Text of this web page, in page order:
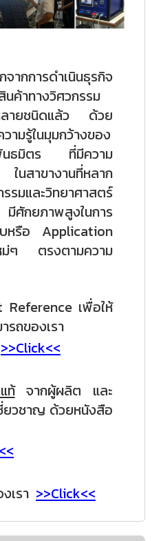
กการดำเนินธุรกิจ
นค้าทางวิศวกรรม
ายชนิดแล้ว ด้วย
ามรู้ในมุมกว้างของ
นธมิตร ที่มีความ
นสาขางานที่หลาก
มและวิทยาศาสตร์
กยภาพสูงในการ
บหรือ Application
หม่ๆ ตรงตามความ
เพื่อให้
รถของเรา
>>Click<<
ท้จากผู้ผลิต และ
ยวชาญ ด้วยหนังสือ
เรา >>Click<<